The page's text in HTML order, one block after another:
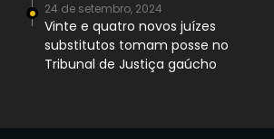
24 de setembro, 2024
Vinte e quatro novos juízes
substitutos tomam posse no
Tribunal de Justiça gaúcho